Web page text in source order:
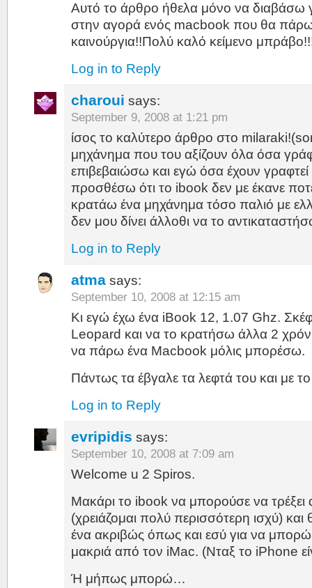
Αυτό το άρθρο ήθελα μόνο να διαβάσω
στην αγορά ενός macbook που θα πάρω
καινούργια!!Πολύ καλό κείμενο
Log in to Reply
charoui says:
September 9, 2008 at 1:21 pm
ίσος το καλύτερο άρθρο στο
μηχάνημα που του αξίζουν όλα όσα
επιβεβαιώσω και εγώ όσα έχουν
προσθέσω ότι το ibook δεν με έκανε
κρατάω ένα μηχάνημα τόσο παλιό με
δεν μου δίνει άλλοθι να το
Log in to Reply
atma says:
September 10, 2008 at 12:15 am
Κι εγώ έχω ένα iBook 12, 1.07 Ghz.
Leopard και να το κρατήσω άλλα 2
να πάρω ένα Macbook μόλις μπορέσω.
Πάντως τα έβγαλε τα λεφτά του και με
Log in to Reply
evripidis says:
September 10, 2008 at 7:09 am
Welcome u 2 Spiros.
Μακάρι το ibook να μπορούσε να
(χρειάζομαι πολύ περισσότερη ισχύ)
ένα ακριβώς όπως και εσύ για να μπορώ
μακριά από τον iMac. (Νταξ το iPhone
Ή μήπως μπορώ…